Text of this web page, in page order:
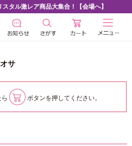
タル激レア商品大集合！【会場へ】
サ
ボタンを押してください。